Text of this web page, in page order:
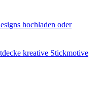
hochladen oder
kreative Stickmotive